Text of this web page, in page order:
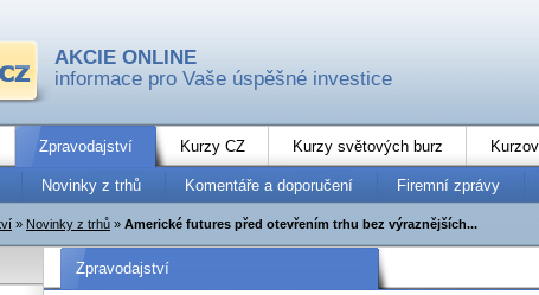
AKCIE ONLINE
informace pro Vaše úspěšné investice
Zpravodajství Kurzy CZ Kurzy světových burz
Novinky z trhů Komentáře a doporučení Firemní zprávy
» Novinky z trhů » Americké futures před otevřením trhu bez výraznějších...
Zpravodajství